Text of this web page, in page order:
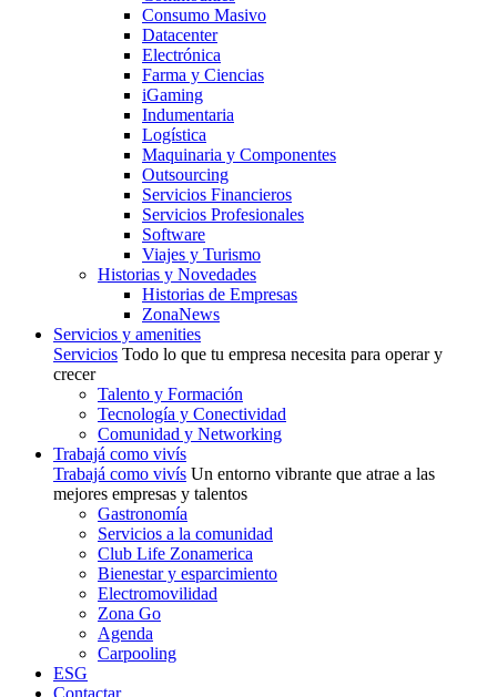
Consumo Masivo
Datacenter
Electrónica
Farma y Ciencias
iGaming
Indumentaria
Logística
Maquinaria y Componentes
Outsourcing
Servicios Financieros
Servicios Profesionales
Software
Viajes y Turismo
Historias y Novedades
Historias de Empresas
ZonaNews
Servicios y amenities
Servicios Todo lo que tu empresa necesita para operar y
crecer
Talento y Formación
Tecnología y Conectividad
Comunidad y Networking
Trabajá como vivís
Trabajá como vivís Un entorno vibrante que atrae a las
mejores empresas y talentos
Gastronomía
Servicios a la comunidad
Club Life Zonamerica
Bienestar y esparcimiento
Electromovilidad
Zona Go
Agenda
Carpooling
ESG
Contactar